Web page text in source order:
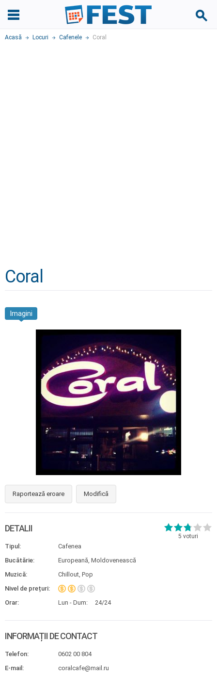
Acasă Locuri Cafenele Coral
Coral
Imagini
Raportează eroare Modifică
5 voturi
DETALII
Tipul:
Cafenea
Bucătărie:
Europeană, Moldovenească
Muzică:
Chillout, Pop
Nivel de prețuri:
Orar:
Lun - Dum: 24/24
INFORMAȚII DE CONTACT
Telefon:
0602 00 804
E-mail:
coralcafe@mail.ru